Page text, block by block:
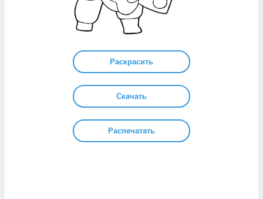
Раскрасить
Скачать
Распечатать